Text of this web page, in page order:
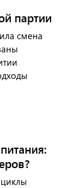
партии
смена